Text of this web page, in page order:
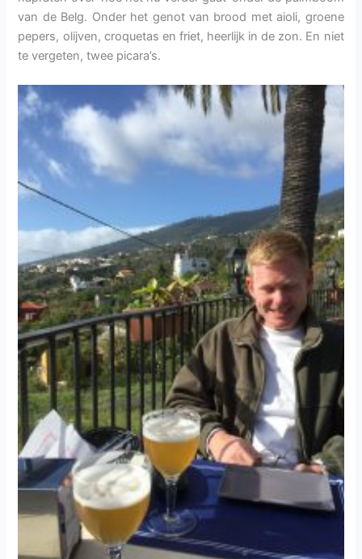
van de Belg. Onder het genot van brood met aioli, groene
pepers, olijven, croquetas en friet, heerlijk in de zon. En niet
te vergeten, twee picara’s.